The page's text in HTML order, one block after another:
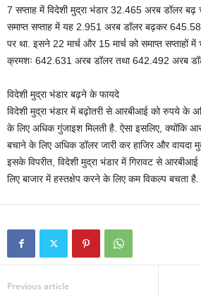
7 सप्ताह में विदेशी मुद्रा भंडार 32.465 अरब डॉलर
समाप्त सप्ताह में यह 2.951 अरब डॉलर बढ़कर
पर था. इसने 22 मार्च और 15 मार्च को समाप्त सप्ताहों में
क्रमशः 642.631 अरब डॉलर तथा 642.492 अरब
विदेशी मुद्रा भंडार बढ़ने के फायदे
विदेशी मुद्रा भंडार में बढ़ोतरी से आरबीआई को रुपये के
के लिए अधिक गुंजाइश मिलती है. ऐसा इसलिए, क्योंकि
बचाने के लिए अधिक डॉलर जारी कर हाजिर और वायदा
इसके विपरीत, विदेशी मुद्रा भंडार में गिरावट से
लिए बाजार में हस्तक्षेप करने के लिए कम विकल्प बचता है.
Previous article